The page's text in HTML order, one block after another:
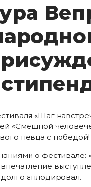
«Шаг
«Смешной
певца с победой!
о фестивале:
аплодировал.